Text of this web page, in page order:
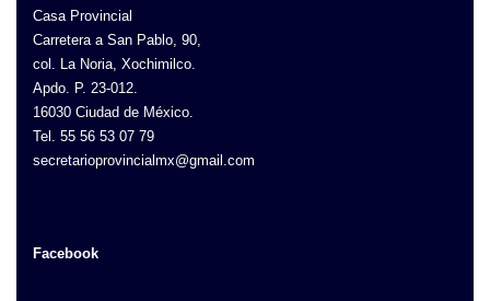
Casa Provincial
Carretera a San Pablo, 90,
col. La Noria, Xochimilco.
Apdo. P. 23-012.
16030 Ciudad de México.
Tel. 55 56 53 07 79
secretarioprovincialmx@gmail.com
Facebook